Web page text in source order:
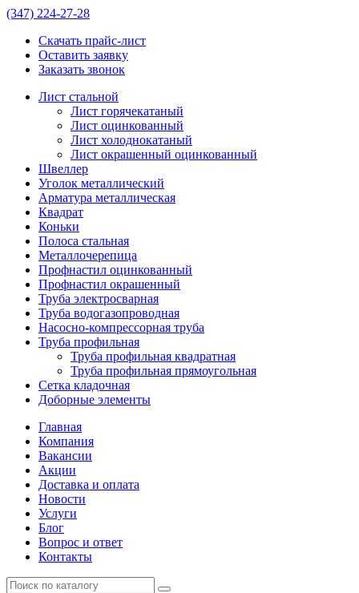
(347) 224-27-28
Скачать прайс-лист
Оставить заявку
Заказать звонок
Лист стальной
Лист горячекатаный
Лист оцинкованный
Лист холоднокатаный
Лист окрашенный оцинкованный
Швеллер
Уголок металлический
Арматура металлическая
Квадрат
Коньки
Полоса стальная
Металлочерепица
Профнастил оцинкованный
Профнастил окрашенный
Труба электросварная
Труба водогазопроводная
Насосно-компрессорная труба
Труба профильная
Труба профильная квадратная
Труба профильная прямоугольная
Сетка кладочная
Доборные элементы
Главная
Компания
Вакансии
Акции
Доставка и оплата
Новости
Услуги
Блог
Вопрос и ответ
Контакты